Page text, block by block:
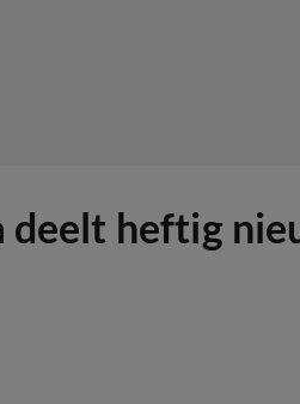
deelt heftig